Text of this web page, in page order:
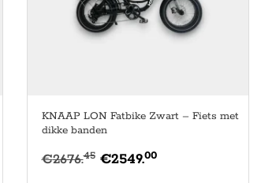
KNAAP LON Fatbike Zwart – Fiets met
dikke banden
€2676.45 €2549.00